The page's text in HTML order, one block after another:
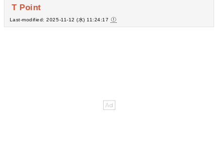
T Point
Last-modified: 2025-11-12 (水) 11:24:17